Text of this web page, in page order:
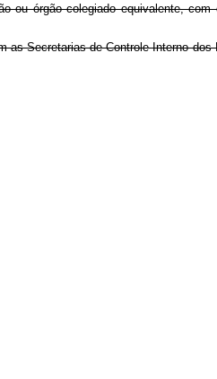
ou órgão colegiado equivalente,
Secretarias de Controle Interno